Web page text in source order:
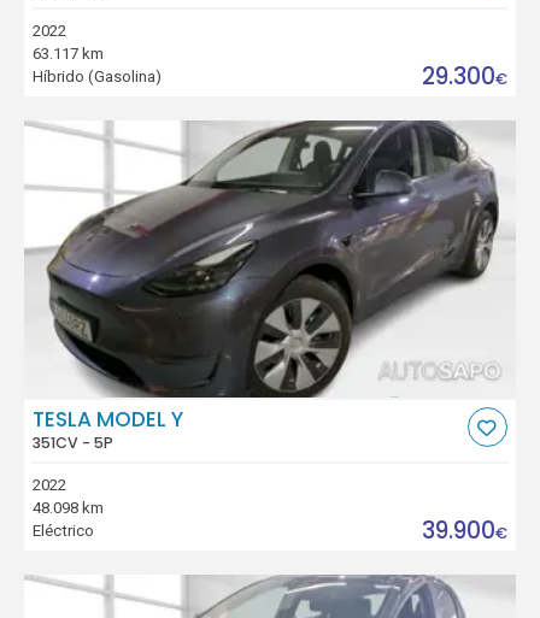
2022
63.117 km
Híbrido (Gasolina)
29.300€
TESLA MODEL Y
351CV - 5P
2022
48.098 km
Eléctrico
39.900€